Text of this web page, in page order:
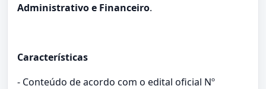
Administrativo e Financeiro.
Características
- Conteúdo de acordo com o edital oficial Nº